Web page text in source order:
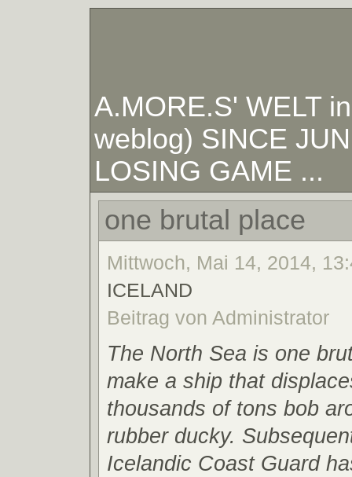
A.MORE.S' WELT
weblog) SINCE
LOSING GAME ...
one brutal place
Mittwoch, Mai 14, 2014,
ICELAND
Beitrag von Administrator
The North Sea is one
make a ship that
thousands of tons bob
rubber ducky.
Icelandic Coast Guard